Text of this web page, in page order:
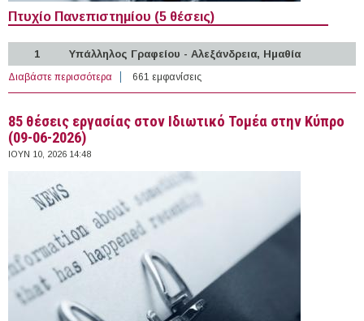
Πτυχίο Πανεπιστημίου (5 θέσεις)
1 Υπάλληλος Γραφείου - Αλεξάνδρεια, Ημαθία
Διαβάστε περισσότερα για 146 θέσεις εργασίας στον Ιδιωτικό Τομέα στην
Ελλάδα (10-06-2026)
661 εμφανίσεις
85 θέσεις εργασίας στον Ιδιωτικό Τομέα στην Κύπρο
(09-06-2026)
ΙΟΥΝ 10, 2026 14:48